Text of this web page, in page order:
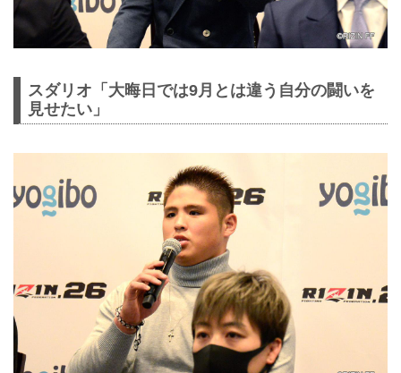
スダリオ「大晦日では9月とは違う自分の闘いを
見せたい」